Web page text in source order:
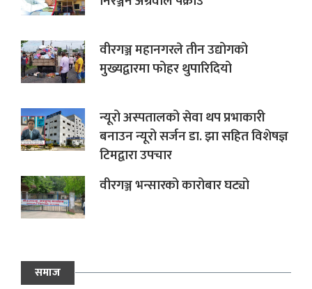
वीरगञ्ज महानगरले तीन उद्योगको
मुख्यद्वारमा फोहर थुपारिदियो
न्यूरो अस्पतालको सेवा थप प्रभाकारी
बनाउन न्यूरो सर्जन डा. झा सहित विशेषज्ञ
टिमद्वारा उपचार
वीरगञ्ज भन्सारको कारोबार घट्यो
समाज